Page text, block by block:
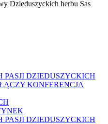
Dzieduszyckich herbu Sas
PASJI DZIEDUSZYCKICH
KONFERENCJA
PASJI DZIEDUSZYCKICH